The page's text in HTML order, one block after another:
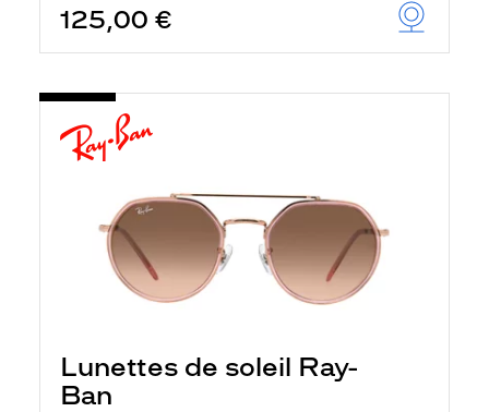
125,00 €
Lunettes de soleil Ray-
Ban